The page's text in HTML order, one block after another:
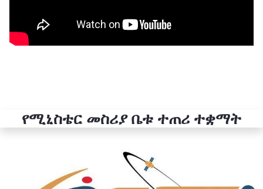
የሚኒስቴር መስሪያ ቤቱ ተጠሪ ተቋማት